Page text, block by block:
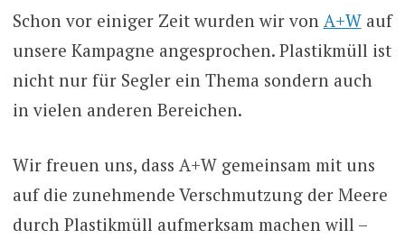
Schon vor einiger Zeit wurden wir von A+Wauf
unsere Kampagne angesprochen. Plastikmüll ist
nicht nur für Segler ein Thema sondern auch
in vielen anderen Bereichen.
Wir freuen uns, dass A+W gemeinsam mit uns
auf die zunehmende Verschmutzung der Meere
durch Plastikmüll aufmerksam machen will –